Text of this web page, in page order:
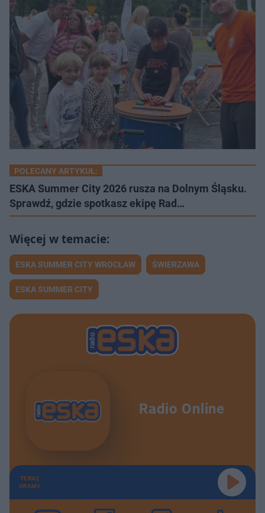
POLECANY ARTYKUŁ:
ESKA Summer City 2026 rusza na Dolnym Śląsku.
Sprawdź, gdzie spotkasz ekipę Rad…
ESKA SUMMER CITY WROCŁAW ŚWIERZAWA
ESKA SUMMER CITY
Radio Online
TERAZ
GRAMY